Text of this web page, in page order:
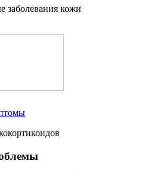
заболевания кожи